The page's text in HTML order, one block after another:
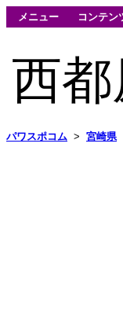
メニュー コンテン
西
パワスポコム > 宮崎県